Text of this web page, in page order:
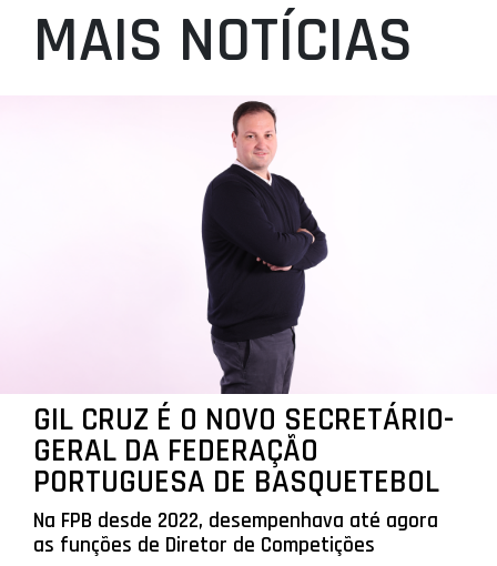
MAIS NOTÍCIAS
GIL CRUZ É O NOVO SECRETÁRIO-
GERAL DA FEDERAÇÃO
PORTUGUESA DE BASQUETEBOL
Na FPB desde 2022, desempenhava até agora
as funções de Diretor de Competições